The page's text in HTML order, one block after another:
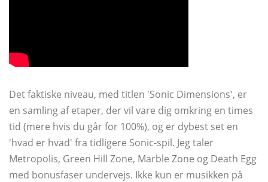
Det faktiske niveau, med titlen 'Sonic Dimensions', er
en samling af etaper, der vil vare dig omkring en times
tid (mere hvis du går for 100%), og er dybest set en
'hvad er hvad' fra tidligere Sonic-spil. Jeg taler
Metropolis, Green Hill Zone, Marble Zone og Death Egg
med bonusfaser undervejs. Ikke kun er musikken på